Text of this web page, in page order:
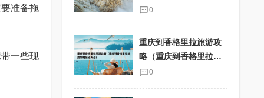
准备拖
一些现
是多少）
0
重庆到香格里拉旅游攻
略（重庆到香格里拉旅
游攻略景点大全）
0